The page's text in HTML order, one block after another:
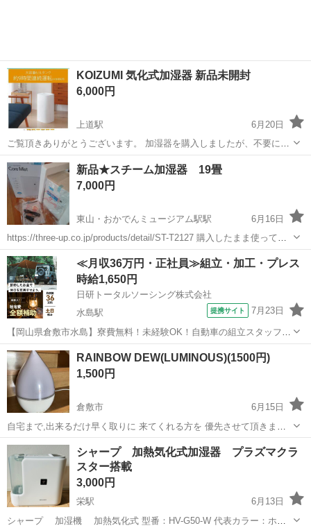
KOIZUMI 気化式加湿器 新品未開封
6,000円
上道駅
6月20日
ご覧頂きありがとうございます。 加湿器を購入しましたが、不要にな
ったため手放します。 開封もしていません。 新品未使用となります。
岡山 岡山市 上道駅 季節、空調家電 KOIZUMI
新品★スチーム加湿器 19畳
7,000円
東山・おかでんミュージアム駅駅
6月16日
https://three-up.co.jp/products/detail/ST-T2127 購入したまま使ってい
ませんでした 自宅保管につき神経質な方はご遠慮ください
岡山 岡山市 東山・おかでんミュージアム駅駅
季節、空調家電 スチーム
≪月収36万円・正社員≫組立・加工・プレス
時給1,650円
日研トータルソーシング株式会社
水島駅
提携サイト 7月23日
【岡山県倉敷市水島】寮費無料！未経験OK！自動車の組立スタッフ
《お仕事No.NS0089》 お仕事について 車の組立作業です。専用レール
に乗って流れてくる車の骨組みに、車内外の各部品・ハンドル・足回
り・ドア・シートなどの各...
岡山 倉敷市
RAINBOW DEW(LUMINOUS)(1500円)
1,500円
倉敷市
6月15日
自宅まで,出来るだけ早く取りに 来てくれる方を 優先させて頂きま
す。 サイズは200Φ高さ310ﾐﾘです 動作確認済 ノークレームノーリタ
ーンで お願いします 宜しくお願い致します
岡山 倉敷市 季節、空調家電
シャープ 加熱気化式加湿器 プラズマクラ
スター搭載
3,000円
栄駅
6月13日
シャープ 加湿機 加熱気化式 型番：HV-G50-W 代表カラー：ホワ